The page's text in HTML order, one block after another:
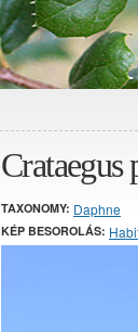
TAXONOMY: Daphne
KÉP BESOROLÁS: